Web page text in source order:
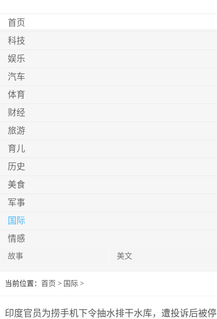
首页
科技
娱乐
汽车
体育
财经
旅游
育儿
历史
美食
军事
国际
情感
故事 美文
当前位置： 首页 > 国际 >
印度官员为捞手机下令抽水排干水库，遭投诉后被停